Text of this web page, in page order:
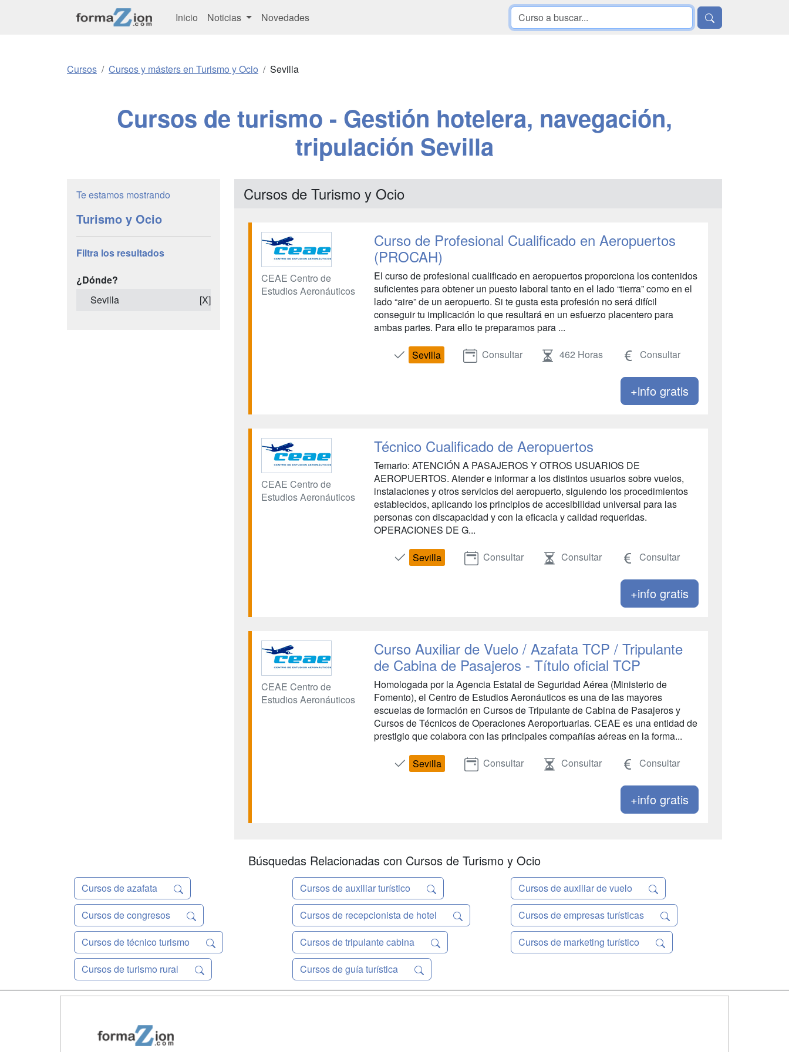
Inicio Noticias Novedades
Cursos Cursos y másters en Turismo y Ocio Sevilla
Cursos de turismo - Gestión hotelera, navegación,
tripulación Sevilla
Te estamos mostrando
Turismo y Ocio
Filtra los resultados
¿Dónde?
Sevilla
[X]
Cursos de Turismo y Ocio
CEAE Centro de
Estudios Aeronáuticos
Curso de Profesional Cualificado en Aeropuertos
(PROCAH)
El curso de profesional cualificado en aeropuertos proporciona los contenidos
suficientes para obtener un puesto laboral tanto en el lado “tierra” como en el
lado “aire” de un aeropuerto. Si te gusta esta profesión no será difícil
conseguir tu implicación lo que resultará en un esfuerzo placentero para
ambas partes. Para ello te preparamos para ...
Sevilla Consultar 462 Horas Consultar
+info gratis
CEAE Centro de
Estudios Aeronáuticos
Técnico Cualificado de Aeropuertos
Temario: ATENCIÓN A PASAJEROS Y OTROS USUARIOS DE
AEROPUERTOS. Atender e informar a los distintos usuarios sobre vuelos,
instalaciones y otros servicios del aeropuerto, siguiendo los procedimientos
establecidos, aplicando los principios de accesibilidad universal para las
personas con discapacidad y con la eficacia y calidad requeridas.
OPERACIONES DE G...
Sevilla Consultar Consultar Consultar
+info gratis
CEAE Centro de
Estudios Aeronáuticos
Curso Auxiliar de Vuelo / Azafata TCP / Tripulante
de Cabina de Pasajeros - Título oficial TCP
Homologada por la Agencia Estatal de Seguridad Aérea (Ministerio de
Fomento), el Centro de Estudios Aeronáuticos es una de las mayores
escuelas de formación en Cursos de Tripulante de Cabina de Pasajeros y
Cursos de Técnicos de Operaciones Aeroportuarias. CEAE es una entidad de
prestigio que colabora con las principales compañías aéreas en la forma...
Sevilla Consultar Consultar Consultar
+info gratis
Búsquedas Relacionadas con Cursos de Turismo y Ocio
Cursos de azafata Cursos de auxiliar turístico
Cursos de auxiliar de vuelo
Cursos de congresos
Cursos de recepcionista de hotel
Cursos de empresas turísticas
Cursos de técnico turismo
Cursos de tripulante cabina
Cursos de marketing turístico
Cursos de turismo rural
Cursos de guía turística